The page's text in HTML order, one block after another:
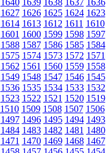
1640 1639 1638 1637 1636
1627 1626 1625 1624 1623
1614 1613 1612 1611 1610
1601 1600 1599 1598 1597
1588 1587 1586 1585 1584
1575 1574 1573 1572 1571
1562 1561 1560 1559 1558
1549 1548 1547 1546 1545
1536 1535 1534 1533 1532
1523 1522 1521 1520 1519
1510 1509 1508 1507 1506
1497 1496 1495 1494 1493
1484 1483 1482 1481 1480
1471 1470 1469 1468 1467